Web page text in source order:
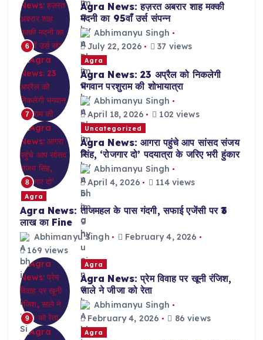
6
Agra News: हज़रत अबरार शाह मक्की
मदनी का 95वाँ उर्स संपन्न
Abhimanyu Singh
July 22, 2026
37 views
7
Agra
Agra News: 23 अप्रैल को निकलेगी
भगवान परशुराम की शोभायात्रा
Abhimanyu Singh
April 18, 2026
102 views
8
Uncategorized
Agra News: आगरा पहुंचे आप सांसद संजय
सिंह, ‘रोजगार दो’ पदयात्रा के जरिए भरी हुंकार
Abhimanyu Singh
April 4, 2026
114 views
Agra
Agra News: ताजमहल के पास गंदगी, सफाई एजेंसी पर ₹3
लाख का Fine
Abhimanyu Singh
February 4, 2026
169 views
9
Agra
Agra News: प्रेम विवाह पर खूनी रंजिश,
साले ने जीजा को रेता
Abhimanyu Singh
February 4, 2026
86 views
Agra